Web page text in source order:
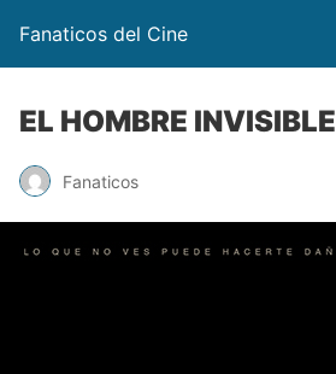
Fanaticos del Cine
EL HOMBRE INVISIBLE
Fanaticos